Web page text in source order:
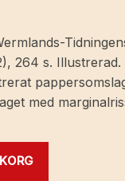
264 s. Illustrerad.
med